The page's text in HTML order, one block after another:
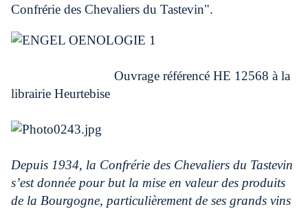
Confrérie des Chevaliers du Tastevin".
Ouvrage référencé HE 12568 à la
librairie Heurtebise
Depuis 1934, la Confrérie des Chevaliers du Tastevin
s’est donnée pour but la mise en valeur des produits
de la Bourgogne, particulièrement de ses grands vins